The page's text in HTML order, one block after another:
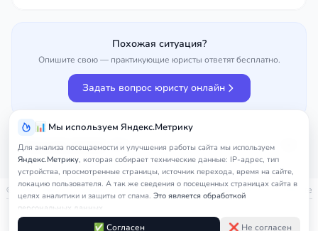
📊 Мы используем Яндекс.Метрику
Для анализа посещаемости и улучшения работы сайта мы используем
Яндекс.Метрику, которая собирает технические данные: IP-адрес, тип
устройства, просмотренные страницы, источник перехода, время на сайте,
локацию пользователя. А так же сведения о посещенных страницах сайта в
целях аналитики и защиты от спама. Это является обработкой
персональных данных.
Подробнее в Согласии на обработку персональных данных
Правилах
✅ Согласен ❌ Не согласен
Похожая ситуация?
Опишите свою — практикующие юристы ответят бесплатно.
Задать вопрос юристу онлайн
Улучшить вопрос 25%
© 2026nedicom™. Права на товарный знак зарегистрированы в Роспатенте
Политика в отношении персональных данных
Правила обработки cookie